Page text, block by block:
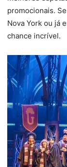
promocionais.
Nova York ou já
chance incrível.